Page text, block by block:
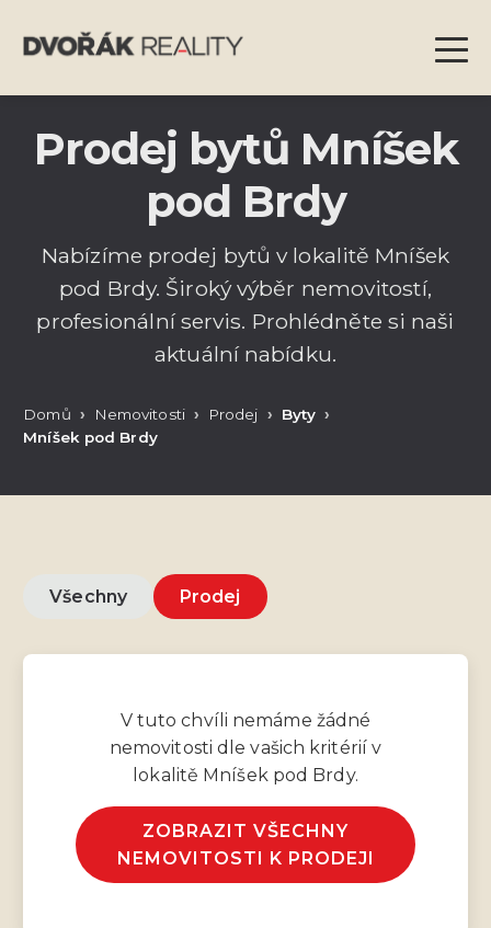
Prodej bytů Mníšek
pod Brdy
Nabízíme prodej bytů v lokalitě Mníšek
pod Brdy. Široký výběr nemovitostí,
profesionální servis. Prohlédněte si naši
aktuální nabídku.
Domů Nemovitosti Prodej
Byty
Mníšek pod Brdy
Všechny Prodej
V tuto chvíli nemáme žádné
nemovitosti dle vašich kritérií v
lokalitě Mníšek pod Brdy.
ZOBRAZIT VŠECHNY
NEMOVITOSTI K PRODEJI